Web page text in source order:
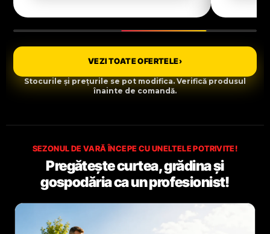
VEZI TOATE OFERTELE›
Stocurile și prețurile se pot modifica. Verifică produsul
înainte de comandă.
SEZONUL DE VARĂ ÎNCEPE CU UNELTELE POTRIVITE!
Pregătește curtea, grădina și
gospodăria ca un profesionist!